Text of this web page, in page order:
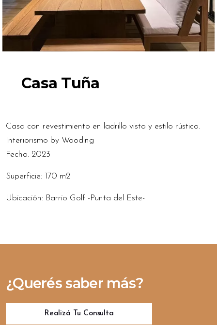
Casa Tuña
Casa con revestimiento en ladrillo visto y estilo rústico.
Interiorismo by Wooding
Fecha: 2023
Superficie: 170 m2
Ubicación: Barrio Golf -Punta del Este-
¿Querés saber más?
Realizá Tu Consulta